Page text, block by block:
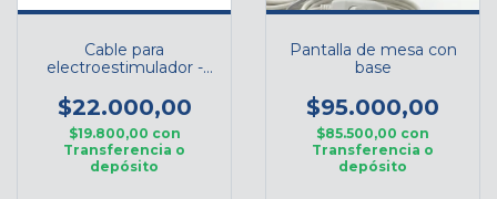
Cable para
electroestimulador -
$22.000,00
$19.800,00 con
Transferencia o
depósito
Pantalla de mesa con
base
$95.000,00
$85.500,00 con
Transferencia o
depósito